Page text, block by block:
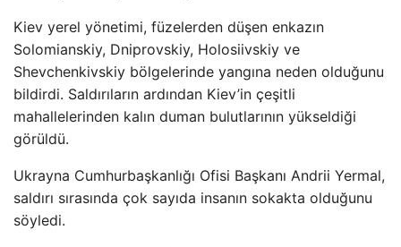
Kiev yerel yönetimi, füzelerden düşen enkazın
Solomianskiy, Dniprovskiy, Holosiivskiy ve
Shevchenkivskiy bölgelerinde yangına neden olduğunu
bildirdi. Saldırıların ardından Kiev’in çeşitli
mahallelerinden kalın duman bulutlarının yükseldiği
görüldü.
Ukrayna Cumhurbaşkanlığı Ofisi Başkanı Andrii Yermal,
saldırı sırasında çok sayıda insanın sokakta olduğunu
söyledi.